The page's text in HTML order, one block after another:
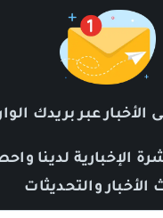
عبر بريدك
الإخبارية لدينا
الأخبار والتحديثات